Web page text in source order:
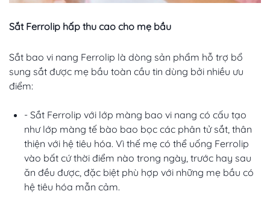
Sắt Ferrolip hấp thu cao cho mẹ bầu
Sắt bao vi nang Ferrolip là dòng sản phẩm hỗ trợ bổ
sung sắt được mẹ bầu toàn cầu tin dùng bởi nhiều ưu
điểm:
- Sắt Ferrolip với lớp màng bao vi nang có cấu tạo
như lớp màng tế bào bao bọc các phân tử sắt, thân
thiện với hệ tiêu hóa. Vì thế mẹ có thể uống Ferrolip
vào bất cứ thời điểm nào trong ngày, trước hay sau
ăn đều được, đặc biệt phù hợp với những mẹ bầu có
hệ tiêu hóa mẫn cảm.